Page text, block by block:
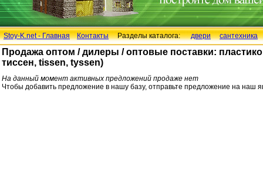
Stoy-K.net - Главная КонтактыРазделы каталога:двери сантехника
Продажа оптом / дилеры / оптовые поставки:
тиссен, tissen, tyssen)
На данный момент активных предложений продаже нет
Чтобы добавить предложение в нашу базу, отправьте предложение на наш